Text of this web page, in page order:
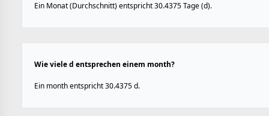
Ein Monat (Durchschnitt) entspricht 30.4375 Tage (d).
Wie viele d entsprechen einem month?
Ein month entspricht 30.4375 d.